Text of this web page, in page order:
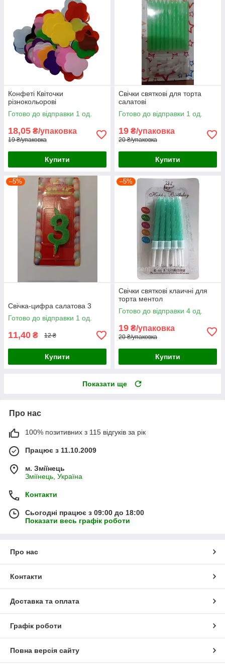
Конфеті Квіточки
різнокольорові
Готово до відправки 1 од.
18,05 ₴/упаковка
19 ₴/упаковка
Купити
Свічки святкові для торта
салатові
Готово до відправки 1 од.
19 ₴/упаковка
20 ₴/упаковка
Купити
–5%
Свічка-цифра салатова 3
Готово до відправки 1 од.
11,40 ₴ 12 ₴
Купити
–5%
Свічки святкові клаичні для
торта ментол
Готово до відправки 4 од.
19 ₴/упаковка
20 ₴/упаковка
Купити
Показати ще
Про нас
100% позитивних з 115 відгуків за рік
Працює з 11.10.2009
м. Зміїнець
Зміїнець, Україна
Контакти
Сьогодні працює з 09:00 до 18:00
Показати весь графік роботи
Про нас
Контакти
Доставка та оплата
Графік роботи
Повна версія сайту